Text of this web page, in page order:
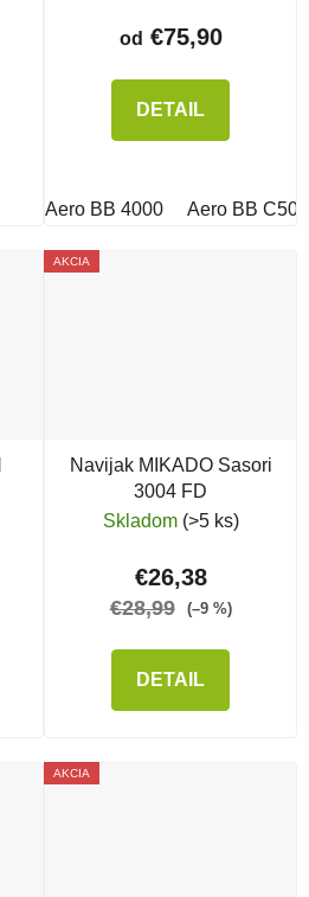
od €75,90
DETAIL
Aero BB 4000 Aero BB
AKCIA
Navijak MIKADO Sasori
3004 FD
Skladom (>5 ks)
€26,38
€28,99 (–9 %)
DETAIL
AKCIA